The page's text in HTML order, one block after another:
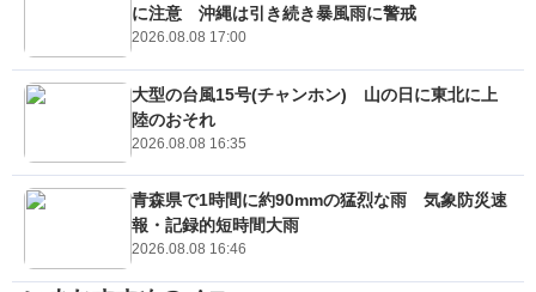
に注意 沖縄は引き続き暴風雨に警戒
2026.08.08 17:00
大型の台風15号(チャンホン) 山の日に東北に上
陸のおそれ
2026.08.08 16:35
青森県で1時間に約90mmの猛烈な雨 気象防災速
報・記録的短時間大雨
2026.08.08 16:46